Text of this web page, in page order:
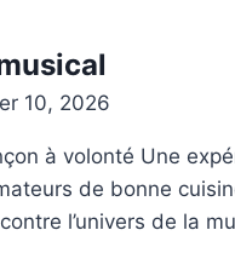
10, 2026
à volonté Une
de bonne
l’univers de la